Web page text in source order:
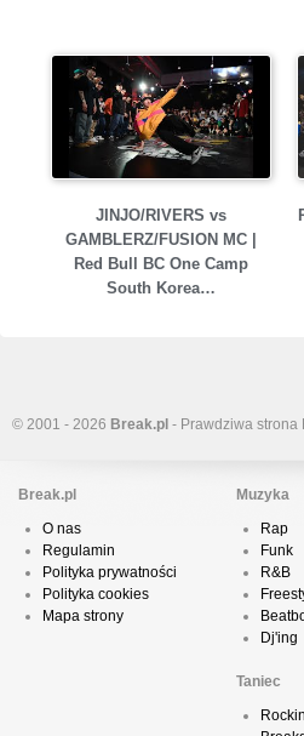
JINJO/RIVERS vs
GAMBLERZ/FUSION MC |
Red Bull BC One Camp
South Korea…
© 2001 - 2026 Break.pl - Prawdziwa strona
Break.pl
O nas
Regulamin
Polityka prywatności
Polityka cookies
Mapa strony
Muzyka
Rap
Funk
R&B
Dj'ing
Taniec